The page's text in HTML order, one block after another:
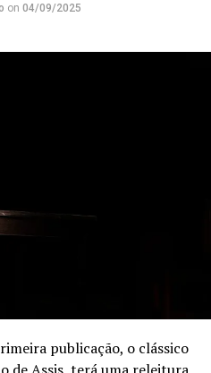
on 04/09/2025
publicação, o clássico